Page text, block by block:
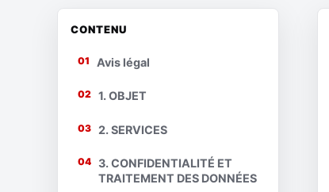
CONTENU
01 Avis légal
02 1. OBJET
03 2. SERVICES
04
3. CONFIDENTIALITÉ ET
TRAITEMENT DES DONNÉES